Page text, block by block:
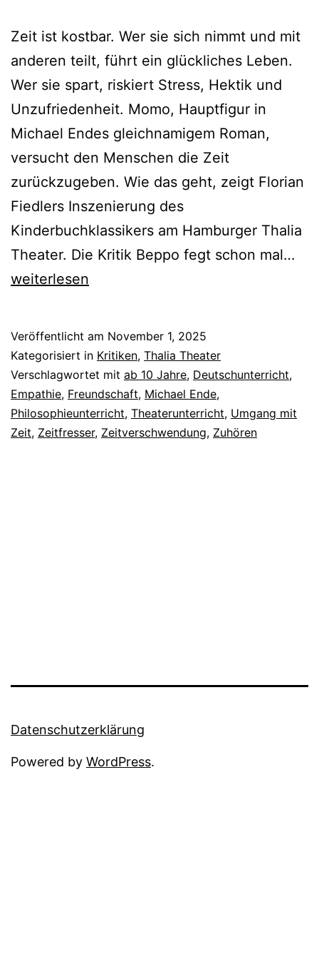
Zeit ist kostbar. Wer sie sich nimmt und mit
anderen teilt, führt ein glückliches Leben.
Wer sie spart, riskiert Stress, Hektik und
Unzufriedenheit. Momo, Hauptfigur in
Michael Endes gleichnamigem Roman,
versucht den Menschen die Zeit
zurückzugeben. Wie das geht, zeigt Florian
Fiedlers Inszenierung des
Kinderbuchklassikers am Hamburger Thalia
Theater. Die Kritik Beppo fegt schon mal…
weiterlesen
Veröffentlicht am November 1, 2025
Kategorisiert in Kritiken, Thalia Theater
Verschlagwortet mit ab 10 Jahre, Deutschunterricht,
Empathie, Freundschaft, Michael Ende,
Philosophieunterricht, Theaterunterricht, Umgang mit
Zeit, Zeitfresser, Zeitverschwendung, Zuhören
Datenschutzerklärung
Powered by WordPress.